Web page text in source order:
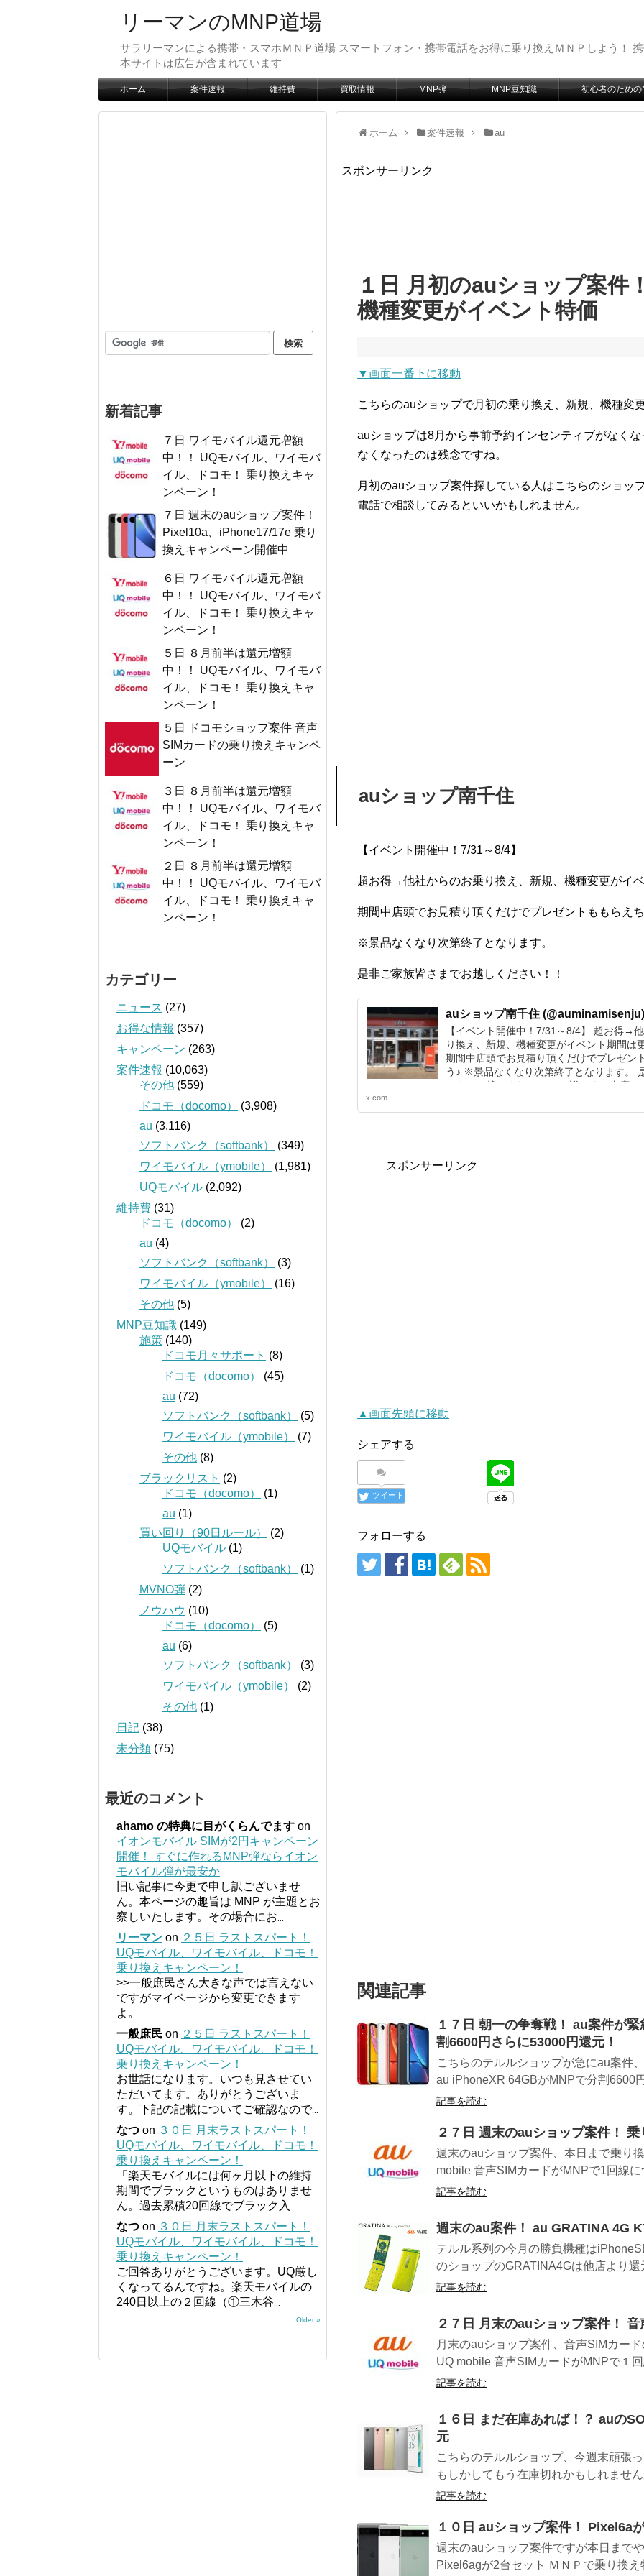
リーマンのMNP道場
サラリーマンによる携帯・スマホＭＮＰ道場 スマートフォン・携帯電話をお得に乗り換えＭＮＰしよう！
本サイトは広告が含まれています
ホーム 案件速報 維持費 買取情報 MNP弾 MNP豆知識 初心者のための
ホーム 案件速報 au
スポンサーリンク
１日 月初のauショップ案件
機種変更がイベント特価
▼画面一番下に移動
こちらのauショップで月初の乗り換え、新規、機種変
auショップは8月から事前予約インセンティブがなく
なくなったのは残念ですね。
月初のauショップ案件探している人はこちらのショッ
電話で相談してみるといいかもしれません。
auショップ南千住
【イベント開催中！7/31～8/4】
超お得→他社からのお乗り換え、新規、機種変更がイ
期間中店頭でお見積り頂くだけでプレゼントももらえ
※景品なくなり次第終了となります。
是非ご家族皆さまでお越しください！！
auショップ南千住
【イベント開催中！7/31～8/4】 超お得→
り換え、新規、機種変更がイベント期間は
期間中店頭でお見積り頂くだけでプレゼン
う♪ ※景品なくなり次第終了となります。
さまでお越しください！！ 詳しくは当店
x.com
スポンサーリンク
▲画面先頭に移動
シェアする
ツイート
フォローする
関連記事
１７日 朝一の争奪戦！ au案件が
割6600円さらに53000円還元！
こちらのテルルショップが急にau案件
au iPhoneXR 64GBがMNPで分割6600
記事を読む
２７日 週末のauショップ案件！
週末のauショップ案件、本日まで乗り
mobile 音声SIMカードがMNPで1回線
記事を読む
週末のau案件！ au GRATINA 4G
テルル系列の今月の勝負機種は
のショップのGRATINA4Gは他店より還
記事を読む
２７日 月末のauショップ案件！
月末のauショップ案件、音声SIMカー
UQ mobile 音声SIMカードがMNPで１
記事を読む
１６日 まだ在庫あれば！？ auの
元
こちらのテルルショップ、今週末頑張
もしかしてもう在庫切れかもしれませ
記事を読む
１０日 auショップ案件！ Pixel6a
週末のauショップ案件ですが本日まで
Pixel6agが2台セット ＭＮＰで乗り換え
新着記事
７日 ワイモバイル還元増額
中！！ UQモバイル、ワイモバ
イル、ドコモ！ 乗り換えキャ
ンペーン！
７日 週末のauショップ案件！
Pixel10a、iPhone17/17e 乗り
換えキャンペーン開催中
６日 ワイモバイル還元増額
中！！ UQモバイル、ワイモバ
イル、ドコモ！ 乗り換えキャ
ンペーン！
５日 ８月前半は還元増額
中！！ UQモバイル、ワイモバ
イル、ドコモ！ 乗り換えキャ
ンペーン！
５日 ドコモショップ案件 音声
SIMカードの乗り換えキャンペ
ーン
３日 ８月前半は還元増額
中！！ UQモバイル、ワイモバ
イル、ドコモ！ 乗り換えキャ
ンペーン！
２日 ８月前半は還元増額
中！！ UQモバイル、ワイモバ
イル、ドコモ！ 乗り換えキャ
ンペーン！
カテゴリー
ニュース (27)
お得な情報 (357)
キャンペーン (263)
案件速報 (10,063)
その他 (559)
ドコモ（docomo）
(3,908)
au (3,116)
ソフトバンク（softbank）
(349)
ワイモバイル（ymobile）
(1,981)
UQモバイル (2,092)
維持費 (31)
ドコモ（docomo）
(2)
au (4)
ソフトバンク（softbank）
(3)
ワイモバイル（ymobile）
(16)
その他 (5)
MNP豆知識 (149)
施策 (140)
ドコモ月々サポート (8)
ドコモ（docomo）
(45)
au (72)
ソフトバンク（softbank）
(5)
ワイモバイル（ymobile）
(7)
その他 (8)
ブラックリスト (2)
ドコモ（docomo）
(1)
au (1)
買い回り（90日ルール）
(2)
UQモバイル (1)
ソフトバンク（softbank）
(1)
MVNO弾 (2)
ノウハウ (10)
ドコモ（docomo）
(5)
au (6)
ソフトバンク（softbank）
(3)
ワイモバイル（ymobile）
(2)
その他 (1)
日記 (38)
未分類 (75)
最近のコメント
ahamo の特典に目がくらんでます on
イオンモバイル SIMが2円キャンペーン
開催！ すぐに作れるMNP弾ならイオン
モバイル弾が最安か
旧い記事に今更で申し訳ございませ
ん。本ページの趣旨は MNP が主題とお
察しいたします。その場合にお
リーマン on ２５日 ラストスパート！
UQモバイル、ワイモバイル、ドコモ！
乗り換えキャンペーン！
>>一般庶民さん大きな声では言えない
ですがマイページから変更できます
よ。
一般庶民 on ２５日 ラストスパート！
UQモバイル、ワイモバイル、ドコモ！
乗り換えキャンペーン！
お世話になります。いつも見させてい
ただいてます。ありがとうございま
す。下記の記載についてご確認なので...
なつ on ３０日 月末ラストスパート！
UQモバイル、ワイモバイル、ドコモ！
乗り換えキャンペーン！
「楽天モバイルには何ヶ月以下の維持
期間でブラックというものはありませ
ん。過去累積20回線でブラック入
なつ on ３０日 月末ラストスパート！
UQモバイル、ワイモバイル、ドコモ！
乗り換えキャンペーン！
ご回答ありがとうございます。UQ厳し
くなってるんですね。楽天モバイルの
240日以上の２回線（①三木谷
Older »